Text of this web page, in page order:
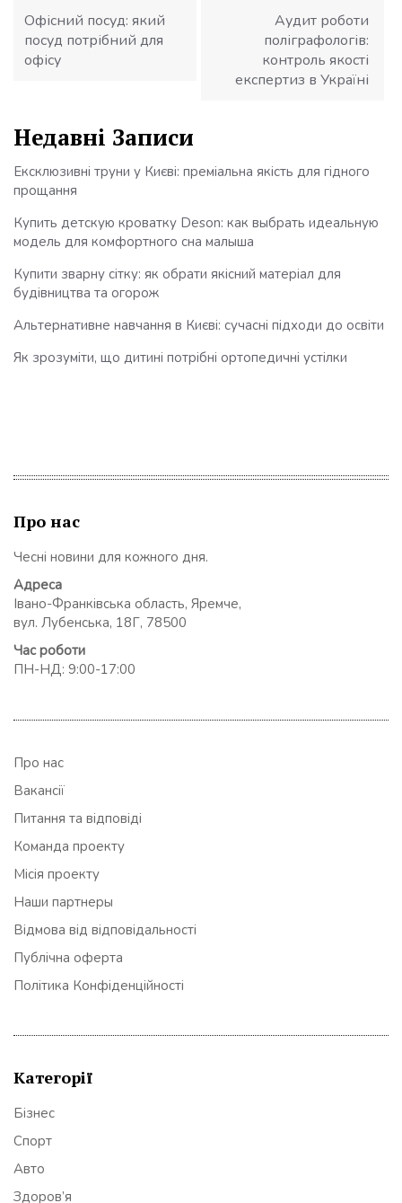
Офісний посуд: який
посуд потрібний для
офісу
Аудит роботи
поліграфологів:
контроль якості
експертиз в Україні
Недавні Записи
Ексклюзивні труни у Києві: преміальна якість для гідного
прощання
Купить детскую кроватку Deson: как выбрать идеальную
модель для комфортного сна малыша
Купити зварну сітку: як обрати якісний матеріал для
будівництва та огорож
Альтернативне навчання в Києві: сучасні підходи до освіти
Як зрозуміти, що дитині потрібні ортопедичні устілки
Про нас
Чесні новини для кожного дня.
Адреса
Івано-Франківська область, Яремче,
вул. Лубенська, 18Г, 78500
Час роботи
ПН-НД: 9:00-17:00
Про нас
Вакансії
Питання та відповіді
Команда проекту
Місія проекту
Наши партнеры
Відмова від відповідальності
Публічна оферта
Політика Конфіденційності
Категорії
Бізнес
Спорт
Авто
Здоров’я